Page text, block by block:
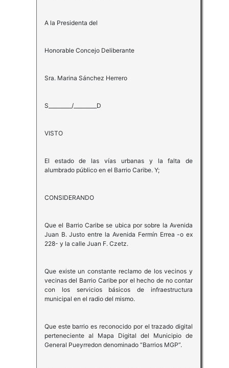
A la Presidenta del
Honorable Concejo Deliberante
Sra. Marina Sánchez Herrero
S_________/_________D
VISTO
El estado de las vías urbanas y la falta de
alumbrado público en el Barrio Caribe. Y;
CONSIDERANDO
Que el Barrio Caribe se ubica por sobre la Avenida
Juan B. Justo entre la Avenida Fermín Errea -o ex
228- y la calle Juan F. Czetz.
Que existe un constante reclamo de los vecinos y
vecinas del Barrio Caribe por el hecho de no contar
con los servicios básicos de infraestructura
municipal en el radio del mismo.
Que este barrio es reconocido por el trazado digital
perteneciente al Mapa Digital del Municipio de
General Pueyrredon denominado “Barrios MGP”.